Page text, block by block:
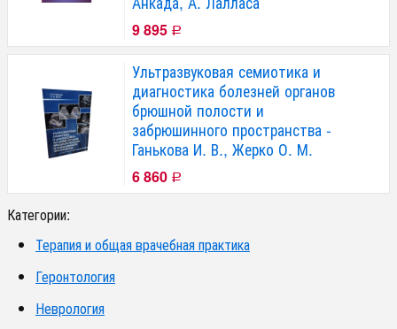
9 895 Р
Ультразвуковая семиотика и
диагностика болезней органов
брюшной полости и
забрюшинного пространства -
Ганькова И. В., Жерко О. М.
6 860 Р
Категории:
Терапия и общая врачебная практика
Геронтология
Неврология